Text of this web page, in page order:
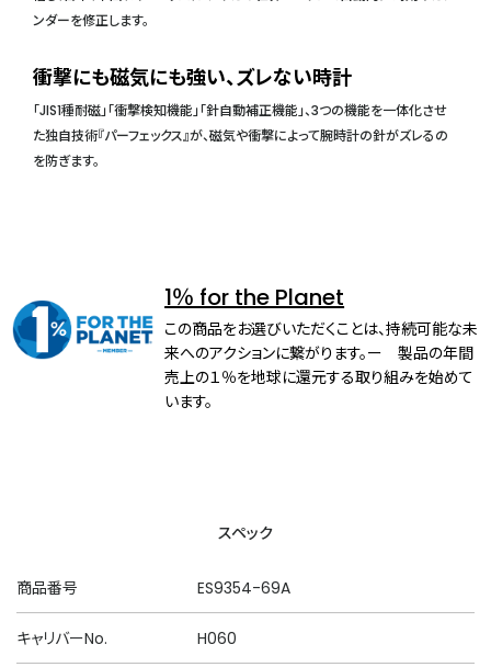
ンダーを修正します。
衝撃にも磁気にも強い、ズレない時計
「JIS1種耐磁」「衝撃検知機能」「針自動補正機能」、3つの機能を一体化させ
た独自技術『パーフェックス』が、磁気や衝撃によって腕時計の針がズレるの
を防ぎます。
1％ for the Planet
この商品をお選びいただくことは、持続可能な未
来へのアクションに繋がります。ー 製品の年間
売上の１％を地球に還元する取り組みを始めて
います。
スペック
商品番号 ES9354-69A
キャリバーNo. H060